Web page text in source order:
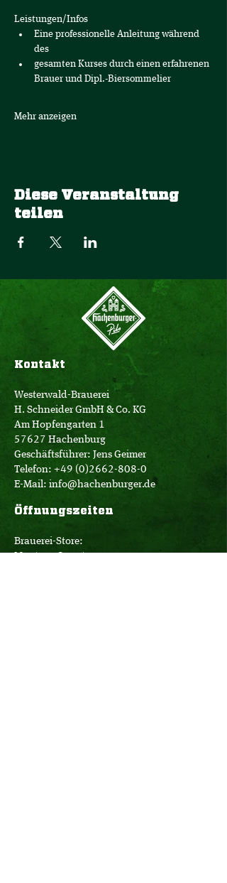
Leistungen/Infos
Eine professionelle Anleitung während
des
gesamten Kurses durch einen erfahrenen
Brauer und Dipl.-Biersommelier
Mehr anzeigen
Diese Veranstaltung
teilen
Kontakt
Westerwald-Brauerei
H. Schneider GmbH & Co. KG
Am Hopfengarten 1
57627 Hachenburg
Geschäftsführer: Jens Geimer
Telefon: +49 (0)2662-808-0
E-Mail: info@hachenburger.de
Öffnungszeiten
Brauerei-Store:
Montag - Samstag